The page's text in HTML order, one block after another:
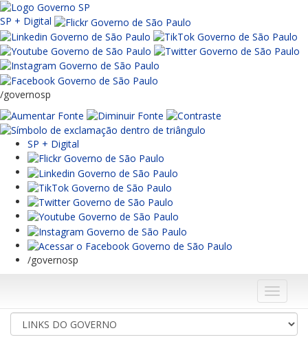
SP + Digital
/governosp
SP + Digital
/governosp
Menu